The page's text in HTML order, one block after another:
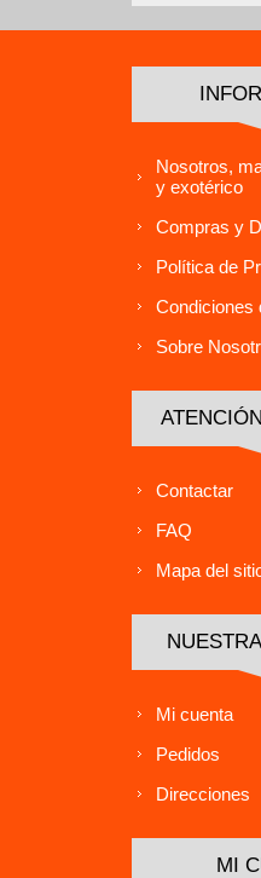
Nosotros,
y exotérico
Compras y
Política de
Condiciones
Sobre
Contactar
FAQ
Mapa del
Mi cuenta
Pedidos
Direcciones
MI